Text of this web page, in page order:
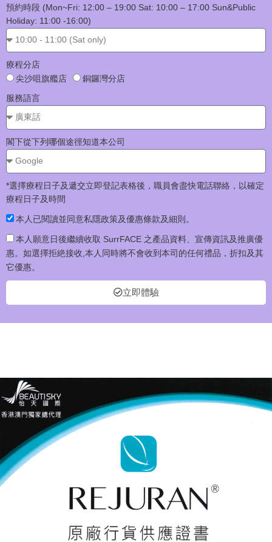
預約時段 (Mon~Fri: 12:00 – 19:00 Sat: 10:00 – 17:00 Sun&Public
Holiday: 11:00 -16:00)
療程分店
尖沙咀旗艦店
銅鑼灣分店
服務語言
閣下從下列哪個途徑知道本公司
*選擇療程日子及遞交立即登記表格後，職員會盡快電話聯絡，以確定
療程日子及時間
本人已閱讀並同意私隱政策及優惠條款及細則。
本人願意日後繼續收取 SurrFACE 之產品資料、宣傳資訊及推廣優
惠。如選擇拒絶接收,本人同時將不會收到本司的任何禮品，折扣及其
它優惠。
立即體驗